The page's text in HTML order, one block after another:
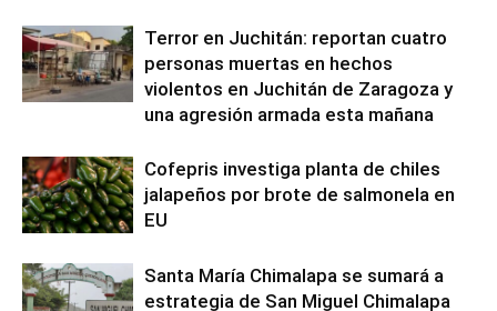
Terror en Juchitán: reportan cuatro
personas muertas en hechos
violentos en Juchitán de Zaragoza y
una agresión armada esta mañana
Cofepris investiga planta de chiles
jalapeños por brote de salmonela en
EU
Santa María Chimalapa se sumará a
estrategia de San Miguel Chimalapa